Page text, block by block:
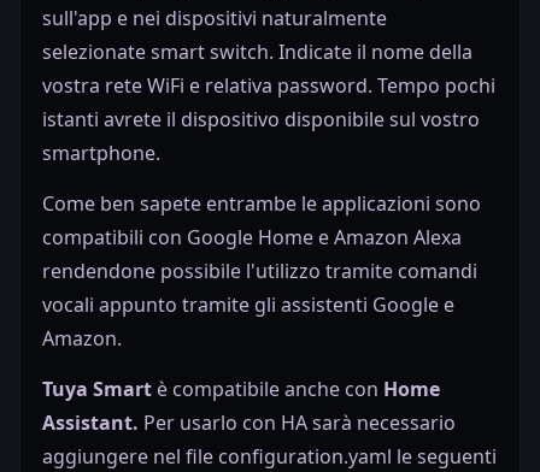
sull'app e nei dispositivi naturalmente
selezionatesmart switch. Indicate il nome della
vostra rete WiFi e relativa password. Tempo pochi
istanti avrete il dispositivo disponibile sul vostro
smartphone.
Come ben sapete entrambe le applicazioni sono
compatibili con Google Home e Amazon Alexa
rendendone possibile l'utilizzo tramite comandi
vocali appunto tramite gli assistenti Google e
Amazon.
Tuya Smart è compatibile anche con Home
Assistant. Per usarlo con HA sarà necessario
aggiungere nel file configuration.yaml le seguenti